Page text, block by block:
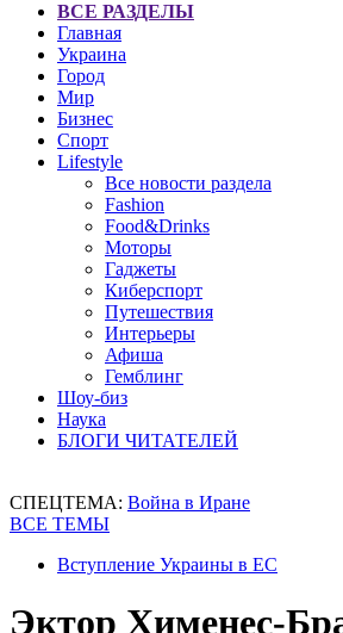
ВСЕ РАЗДЕЛЫ
Главная
Украина
Город
Мир
Бизнес
Спорт
Lifestyle
Все новости раздела
Fashion
Food&Drinks
Моторы
Гаджеты
Киберспорт
Путешествия
Интерьеры
Афиша
Гемблинг
Шоу-биз
Наука
БЛОГИ ЧИТАТЕЛЕЙ
СПЕЦТЕМА: Война в Иране
ВСЕ ТЕМЫ
Вступление Украины в ЕС
Эктор Хименес-